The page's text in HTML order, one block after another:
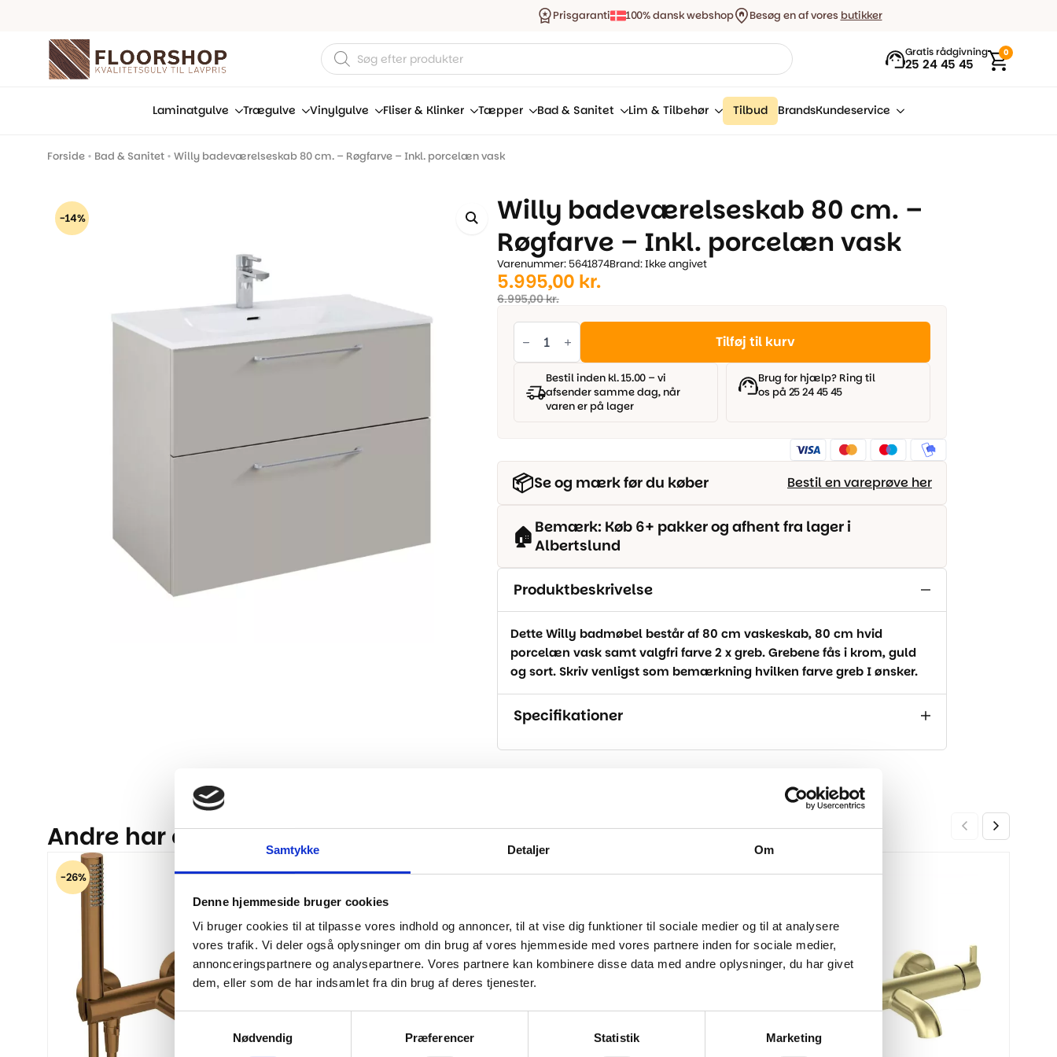
Samtykke Detaljer Om
Denne hjemmeside bruger cookies
Vi bruger cookies til at tilpasse vores indhold og annoncer, til at vise dig funktioner til sociale medier og til at analysere
vores trafik. Vi deler også oplysninger om din brug af vores hjemmeside med vores partnere inden for sociale medier,
annonceringspartnere og analysepartnere. Vores partnere kan kombinere disse data med andre oplysninger, du har givet
dem, eller som de har indsamlet fra din brug af deres tjenester.
Samtykkevalg
Nødvendig
Præferencer Statistik Marketing
Prisgaranti 100% dansk webshop Besøg en af vores butikker
Products
search
Gratis rådgivning
25 24 45 45
0
Laminatgulve Trægulve Vinylgulve Fliser & Klinker Tæpper Bad & Sanitet Lim & Tilbehør Tilbud BrandsKundeservice
Forside • Bad & Sanitet • Willy badeværelseskab 80 cm. – Røgfarve – Inkl. porcelæn vask
-14%
Willy badeværelseskab 80 cm. –
Røgfarve – Inkl. porcelæn vask
Varenummer: 5641874Brand: Ikke angivet
6.995,00kr.
Den
oprindelige
pris
var:
6.995,00 kr..
5.995,00 kr.
Den
aktuelle
pris
5.995,00 kr..
Willy
badeværelseskab
cm.
Røgfarve
Tilføj til kurv
Bestil inden kl. 15.00 – vi
afsender samme dag, når
varen er på lager
Brug for hjælp? Ring til
os på 25 24 45 45
📦Se og mærk før du køber Bestil en vareprøve her
🏠 Bemærk: Køb 6+ pakker og afhent fra lager i
Albertslund
Produktbeskrivelse
Dette Willy badmøbel består af 80 cm vaskeskab, 80 cm hvid
porcelæn vask samt valgfri farve 2 x greb. Grebene fås i krom, guld
og sort. Skriv venligst som bemærkning hvilken farve greb I ønsker.
Specifikationer
Andre har også kigget på...
-26% -27% -30% -26%